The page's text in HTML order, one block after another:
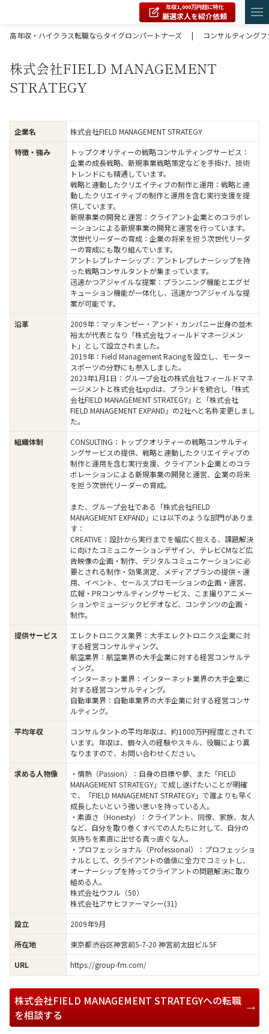
年収1,000万円超に特化
厳選求人を紹介依頼
高年収・ハイクラス転職ならタイグロンパートナーズ
| コンサルティング
株式会社FIELD MANAGEMENT
STRATEGY
企業名 株式会社FIELD MANAGEMENT STRATEGY
特徴・強み
トップクオリティーの戦略コンサルティングサービス：
企業の成長戦略、新規事業戦略策定などを手掛け、技術
トレンドにも精通しています。
戦略と連動したクリエイティブの制作と運用：戦略と連
動したクリエイティブの制作と運用を含む実行支援を提
供しています。
新規事業の開発と運営：クライアント企業とのコラボレ
ーションによる新規事業の開発と運営を行っています。
次世代リーダーの育成：企業の将来を担う次世代リーダ
ーの育成にも取り組んでいます。
アントレプレナーシップ：アントレプレナーシップを持
った戦略コンサルタントが集まっています。
迅速かつアジャイルな提案：プランニング機能とエグゼ
キューション機能が一体化し、迅速かつアジャイルな提
案が可能です。
沿革
2009年：マッキンゼー・アンド・カンパニー出身の並木
裕太が代表となり「株式会社フィールドマネージメン
ト」として設立されました。
2019年：Field Management Racingを設立し、モーター
スポーツの分野にも参入しました。
2023年1月1日：グループ会社の株式会社フィールドマネ
ージメントと株式会社xpdは、ブランドを統合し「株式
会社FIELD MANAGEMENT STRATEGY」と「株式会社
FIELD MANAGEMENT EXPAND」の2社へと名称変更しまし
た。
組織体制
CONSULTING：トップクオリティーの戦略コンサルティ
ングサービスの提供、戦略と連動したクリエイティブの
制作と運用を含む実行支援、クライアント企業とのコラ
ボレーションによる新規事業の開発と運営、企業の将来
を担う次世代リーダーの育成。
また、グループ会社である「株式会社FIELD
MANAGEMENT EXPAND」には以下のような部門がありま
す：
CREATIVE：設計から実行までを幅広く担える、課題解決
に向けたコミュニケーションデザイン、テレビCMなど広
告映像の企画・制作、デジタルコミュニケーションに必
要とされる制作・効果測定、メディアプランの提供・運
用、イベント、セールスプロモーションの企画・運営、
広報・PRコンサルティングサービス、こま撮りアニメー
ションやミュージックビデオなど、コンテンツの企画・
制作。
提供サービス
エレクトロニクス業界：大手エレクトロニクス企業に対
する経営コンサルティング。
航空業界：航空業界の大手企業に対する経営コンサルテ
ィング。
インターネット業界：インターネット業界の大手企業に
対する経営コンサルティング。
自動車業界：自動車業界の大手企業に対する経営コンサ
ルティング。
平均年収
コンサルタントの平均年収は、約1000万円程度とされて
います。年収は、個々人の経験やスキル、役職により異
なりますので、お問い合わせください。
求める人物像
・情熱（Passion）：自身の目標や夢、また「FIELD
MANAGEMENT STRATEGY」で成し遂げたいことが明確
で、「FIELD MANAGEMENT STRATEGY」で誰よりも早く
成長したいという強い思いを持っている人。
・素直さ（Honesty）：クライアント、同僚、家族、友人
など、自分を取り巻くすべての人たちに対して、自分の
気持ちを素直に出せる真っ直ぐな人。
・プロフェッショナル（Professional）：プロフェッショ
ナルとして、クライアントの価値に全力でコミットし、
オーナーシップを持ってクライアントの問題解決に取り
組める人。
株式会社ウフル（50）
株式会社アサヒファーマシー(31)
設立 2009年9月
所在地 東京都渋谷区神宮前5-7-20 神宮前太田ビル5F
URL https://group-fm.com/
株式会社FIELD MANAGEMENT STRATEGYへの転職
を相談する